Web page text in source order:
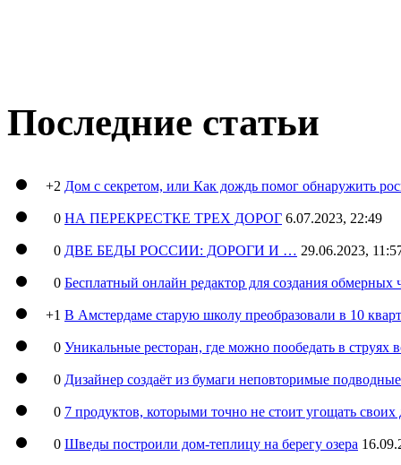
Последние статьи
+2 Дом с секретом, или Как дождь помог обнаружить
0 НА ПЕРЕКРЕСТКЕ ТРЕХ ДОРОГ 6.07.2023, 22:49
0 ДВЕ БЕДЫ РОССИИ: ДОРОГИ И … 29.06.2023,
0 Бесплатный онлайн редактор для создания обмерных
+1 В Амстердаме старую школу преобразовали в 10
0 Уникальные ресторан, где можно пообедать в струях
0 Дизайнер создаёт из бумаги неповторимые
0 7 продуктов, которыми точно не стоит угощать
0 Шведы построили дом-теплицу на берегу озера